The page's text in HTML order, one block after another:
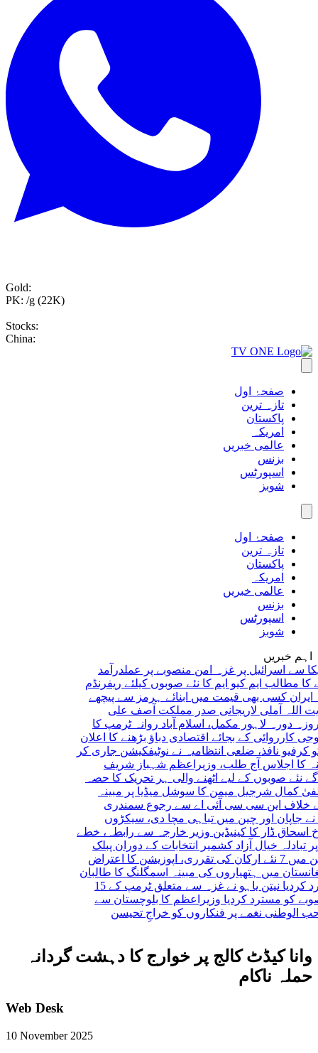
Gold:
PK: /g (22K)
Stocks:
China:
صفحۂ اول
تازہ ترین
پاکستان
امریکہ
عالمی خبریں
بزنس
اسپورٹس
شوبز
صفحۂ اول
تازہ ترین
پاکستان
امریکہ
عالمی خبریں
بزنس
اسپورٹس
شوبز
اہم خبریں
پر غزہ امن منصوبے پر عملدرآمد
ایم کیو ایم کا نئے صوبوں کیلئے ریفرنڈم
کسی بھی قیمت میں ابنائے ہرمز سے پیچھے
آملی لاریجانی صدر مملکت آصف علی
لاہور مکمل، اسلام آباد روانہ ٹرمپ کا
کے بجائے اقتصادی دباؤ بڑھنے کا اعلان
نافذ، ضلعی انتظامیہ نے نوٹیفکیشن جاری کر
آج طلب، وزیراعظم شہباز شریف
صوبوں کے لیے اٹھنے والی ہر تحریک کا حصہ
شرجیل میمن کا سوشل میڈیا پر مبینہ
این سی سی آئی اے سے رجوع سمندری
اور چین میں تباہی مچا دی، سیکڑوں
ڈار کا کینیڈین وزیر خارجہ سے رابطہ، خطے
خیال
آزاد کشمیر انتخابات کے دوران پبلک
میں ہتھیاروں کی مبینہ اسمگلنگ کا طالبان
نیتن یاہو نے غزہ سے متعلق ٹرمپ کے 15
مسترد کردیا وزیراعظم کا بلوچستان سے
نغمے پر فنکاروں کو خراجِ تحیسن
وانا کیڈٹ کالج پر خوارج کا دہشت گردانہ
حملہ ناکام
Web Desk
10 November 2025